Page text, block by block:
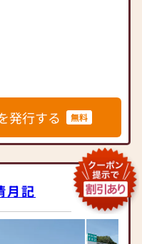
発行する 無料
月記